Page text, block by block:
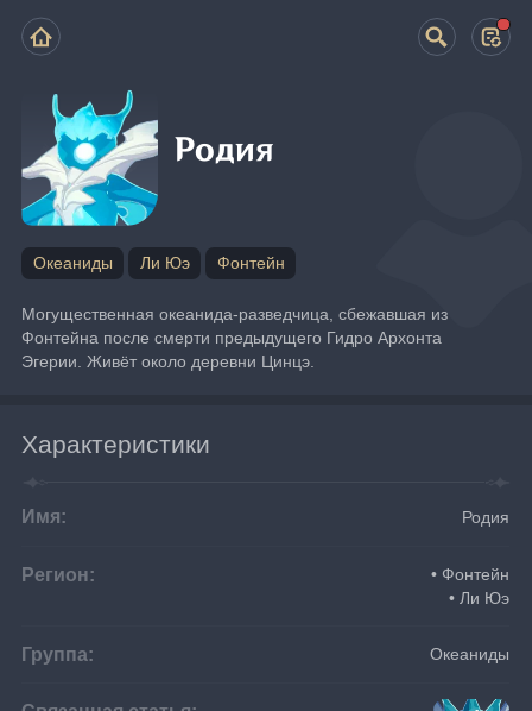
Родия
Океаниды Ли Юэ Фонтейн
Могущественная океанида-разведчица, сбежавшая из
Фонтейна после смерти предыдущего Гидро Архонта
Эгерии. Живёт около деревни Цинцэ.
Характеристики
Имя: Родия
Регион:
• Фонтейн
• Ли Юэ
Группа: Океаниды